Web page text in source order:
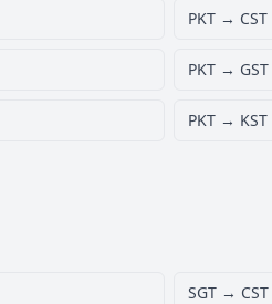
PKT → CST
PKT → GST
PKT → KST
SGT → CST